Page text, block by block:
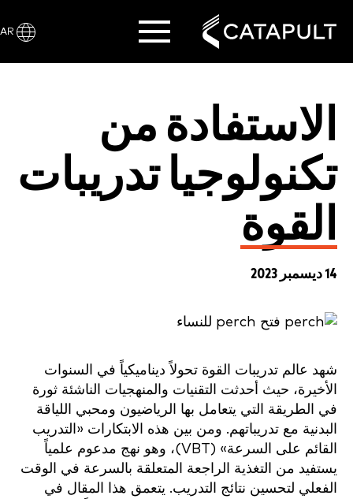
الاستفادة من
تكنولوجيا تدريبات
القوة
14 ديسمبر 2023
شهد عالم تدريبات القوة تحولاً ديناميكياً في السنوات
الأخيرة، حيث أحدثت التقنيات والمنهجيات الناشئة ثورة
في الطريقة التي يتعامل بها الرياضيون ومحبي اللياقة
البدنية مع تدريباتهم. ومن بين هذه الابتكارات «التدريب
القائم على السرعة» (VBT)، وهو نهج مدعوم علمياً
يستفيد من التغذية الراجعة المتعلقة بالسرعة في الوقت
الفعلي لتحسين نتائج التدريب. يتعمق هذا المقال في